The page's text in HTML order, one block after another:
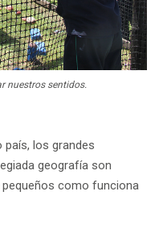
nuestros sentidos.
los grandes
geografía son
como funciona